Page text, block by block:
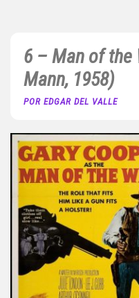
6 – Man of the
Mann, 1958)
POR EDGAR DEL VALLE